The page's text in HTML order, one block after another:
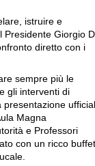
istruire e
Presidente Giorgio
diretto con i
sempre più le
gli interventi di
presentazione
Magna
e Professori
con un ricco buffet